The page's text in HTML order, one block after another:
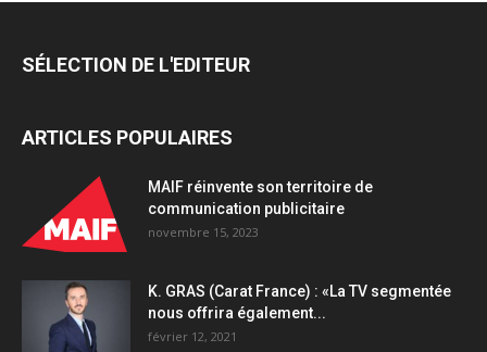
une
travaillée,
chemin
entre
le
publicité»
SÉLECTION DE L'EDITEUR
ARTICLES POPULAIRES
MAIF réinvente son territoire de
communication publicitaire
novembre 15, 2023
K. GRAS (Carat France) : «La TV segmentée
nous offrira également...
février 12, 2021